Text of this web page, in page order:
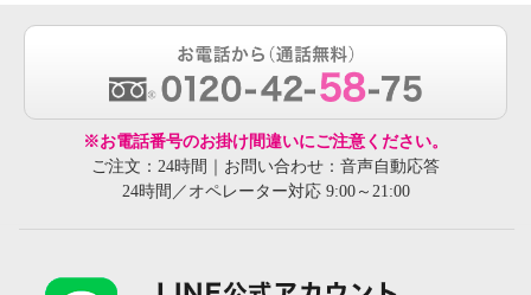
※お電話番号のお掛け間違いにご注意ください。
ご注文：24時間｜お問い合わせ：音声自動応答
24時間／オペレーター対応 9:00～21:00